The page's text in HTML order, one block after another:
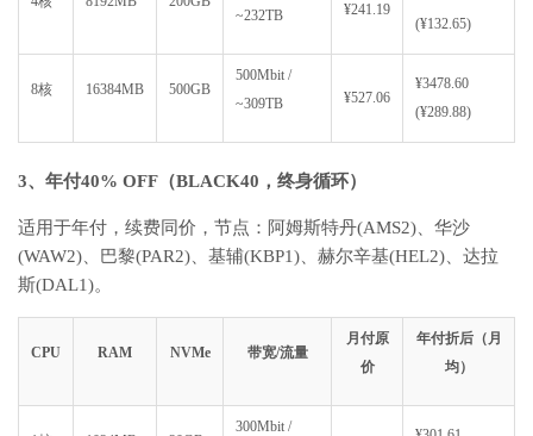
~232TB
¥241.19
(¥132.65)
8核 16384MB 500GB
500Mbit /
~309TB
¥527.06
¥3478.60
(¥289.88)
3、年付40% OFF（BLACK40，终身循环）
适用于年付，续费同价，节点：阿姆斯特丹(AMS2)、华沙
(WAW2)、巴黎(PAR2)、基辅(KBP1)、赫尔辛基(HEL2)、达拉
斯(DAL1)。
CPU RAM NVMe 带宽/流量
月付原
价
年付折后（月
均）
300Mbit /